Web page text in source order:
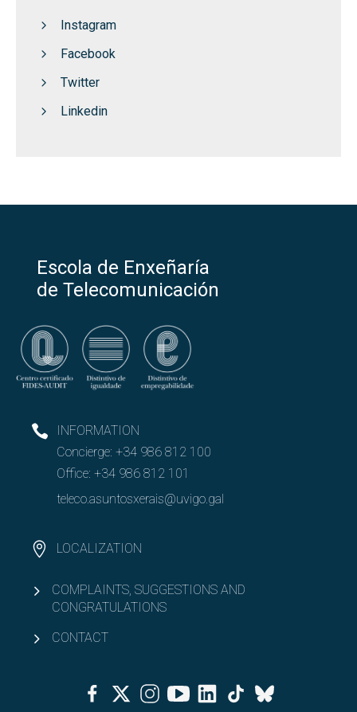
Instagram
Facebook
Twitter
Linkedin
Escola de Enxeñaría
de Telecomunicación
INFORMATION
Concierge: +34 986 812 100
Office: +34 986 812 101
teleco.asuntosxerais@uvigo.gal
LOCALIZATION
COMPLAINTS, SUGGESTIONS AND
CONGRATULATIONS
CONTACT
FacebookTwitterInstagramYoutubeLinkedinTiktok
Bluesky